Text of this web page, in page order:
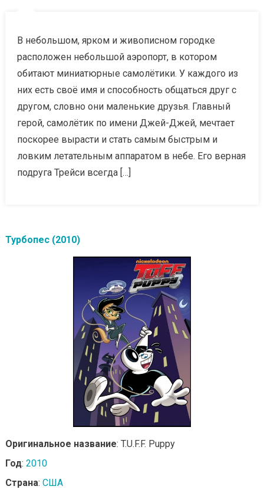
В небольшом, ярком и живописном городке
расположен небольшой аэропорт, в котором
обитают миниатюрные самолётики. У каждого из
них есть своё имя и способность общаться друг с
другом, словно они маленькие друзья. Главный
герой, самолётик по имени Джей-Джей, мечтает
поскорее вырасти и стать самым быстрым и
ловким летательным аппаратом в небе. Его верная
подруга Трейси всегда […]
Турбопес (2010)
Оригинальное название: T.U.F.F. Puppy
Год: 2010
Страна: США